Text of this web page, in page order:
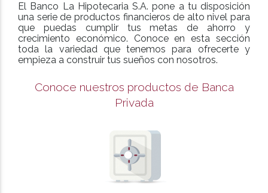
El Banco La Hipotecaria S.A. pone a tu disposición
una serie de productos financieros de alto nivel para
que puedas cumplir tus metas de ahorro y
crecimiento económico. Conoce en esta sección
toda la variedad que tenemos para ofrecerte y
empieza a construir tus sueños con nosotros.
Conoce nuestros productos de Banca
Privada